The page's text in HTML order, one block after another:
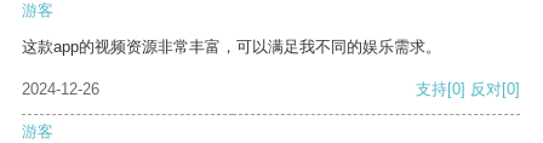
游客
这款app的视频资源非常丰富，可以满足我不同的娱乐需求。
2024-12-26 支持[0] 反对[0]
游客